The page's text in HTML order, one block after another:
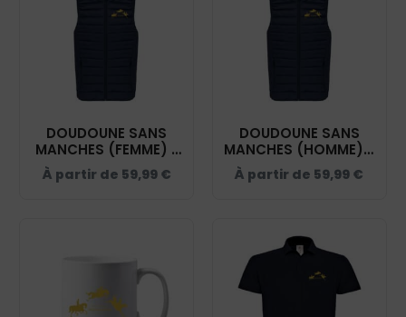
DOUDOUNE SANS
MANCHES (FEMME) -
SEGREQUITATION -
NAVY - K6114
À partir de 59,99 €
DOUDOUNE SANS
MANCHES (HOMME) -
SEGREQUITATION -
NAVY - K6113
À partir de 59,99 €